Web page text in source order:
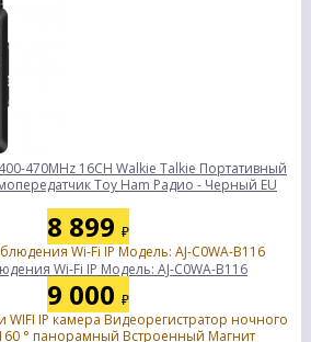
470MHz 16CH Walkie Talkie Портативный
Toy Ham Радио - Черный EU
8 899 ₽
Wi-Fi IP Модель: AJ-C0WA-B116
9 000 ₽